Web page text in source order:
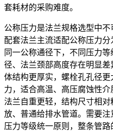
套耗材的采购难度。
公称压力是法兰规格选型中
配套法兰主流适配公称压力分
同一公称通径下，不同压力
径、法兰颈部高度存在明显
体结构更厚实，螺栓孔孔径
力，适合高温、高压腐蚀性
法兰自重更轻，结构尺寸相
放、普通给排水管道。需要
压力等级统一原则，整条管